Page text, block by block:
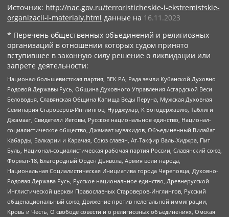
Источник: http://nac.gov.ru/terroristicheskie-i-ekstremistskie-
organizacii-i-materialy.html данные на 16.11.2023
* Перечень общественных объединений и религиозных
организаций в отношении которых судом принято
вступившее в законную силу решение о ликвидации или
запрете деятельности:
Национал-большевистская партия, ВЕК РА, Рада земли Кубанской Духовно
Родовой Державы Русь, Община Духовного Управления Асгардской Веси
Беловодья, Славянская Община Капища Веды Перуна, Мужская Духовная
Семинария Староверов-Инглингов, Нурджулар, К Богодержавию, Таблиги
Джамаат, Свидетели Иеговы, Русское национальное единство, Национал-
социалистическое общество, Джамаат мувахидов, Объединенный Вилайат
Кабарды, Балкарии и Карачая, Союз славян, Ат-Такфир Валь-Хиджра, Пит
Буль, Национал-социалистическая рабочая партия России, Славянский союз,
Формат-18, Благородный Орден Дьявола, Армия воли народа,
Национальная Социалистическая Инициатива города Череповца, Духовно-
Родовая Держава Русь, Русское национальное единство, Древнерусской
Инглистической церкви Православных Староверов-Инглингов, Русский
общенациональный союз, Движение против нелегальной иммиграции,
Кровь и Честь, О свободе совести и о религиозных объединениях, Омская